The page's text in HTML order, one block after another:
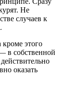
Не
случаев к
кроме этого
в собственной
оказать